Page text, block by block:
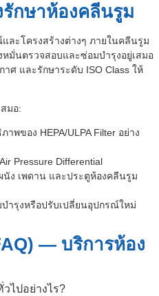
กษาห้องคลีนรูม
ละโครงสร้างต่างๆ ภายในคลีนรูม
มั่นตรวจสอบและซ่อมบำรุงอยู่เสมอ
ศ และรักษาระดับ ISO Class ให้
มอ:
พของ HEPA/ULPA Filter อย่าง
Pressure Differential
ง เพดาน และประตูห้องคลีนรูม
ำรุงหรือปรับเปลี่ยนอุปกรณ์ใหม่
— บริการห้อง
ไปอย่างไร?